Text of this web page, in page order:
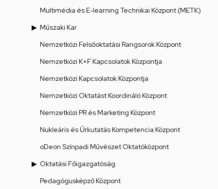
Multimédia és E-learning Technikai Központ (METK)
Műszaki Kar
Nemzetközi Felsőoktatási Rangsorok Központ
Nemzetközi K+F Kapcsolatok Központja
Nemzetközi Kapcsolatok Központja
Nemzetközi Oktatást Koordináló Központ
Nemzetközi PR és Marketing Központ
Nukleáris és Űrkutatás Kompetencia Központ
oDeon Színpadi Művészet Oktatóközpont
Oktatási Főigazgatóság
Pedagógusképző Központ